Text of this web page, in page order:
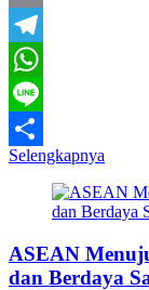
Email
Telegram
WhatsApp
Line
Share
Selengkapnya
ASEAN
dan Berdaya